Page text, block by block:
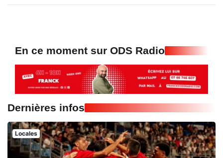
En ce moment sur ODS Radio
Dernières infos
Locales